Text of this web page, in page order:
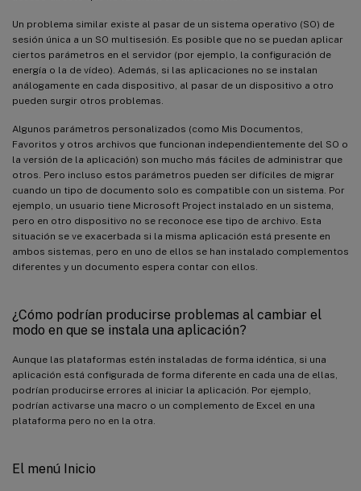
Un problema similar existe al pasar de un sistema operativo (SO) de
sesión única a un SO multisesión. Es posible que no se puedan aplicar
ciertos parámetros en el servidor (por ejemplo, la configuración de
energía o la de vídeo). Además, si las aplicaciones no se instalan
análogamente en cada dispositivo, al pasar de un dispositivo a otro
pueden surgir otros problemas.
Algunos parámetros personalizados (como Mis Documentos,
Favoritos y otros archivos que funcionan independientemente del SO o
la versión de la aplicación) son mucho más fáciles de administrar que
otros. Pero incluso estos parámetros pueden ser difíciles de migrar
cuando un tipo de documento solo es compatible con un sistema. Por
ejemplo, un usuario tiene Microsoft Project instalado en un sistema,
pero en otro dispositivo no se reconoce ese tipo de archivo. Esta
situación se ve exacerbada si la misma aplicación está presente en
ambos sistemas, pero en uno de ellos se han instalado complementos
diferentes y un documento espera contar con ellos.
¿Cómo podrían producirse problemas al cambiar el
modo en que se instala una aplicación?
Aunque las plataformas estén instaladas de forma idéntica, si una
aplicación está configurada de forma diferente en cada una de ellas,
podrían producirse errores al iniciar la aplicación. Por ejemplo,
podrían activarse una macro o un complemento de Excel en una
plataforma pero no en la otra.
El menú Inicio